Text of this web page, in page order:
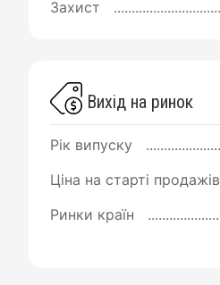
Захист
Вихід на ринок
Рік випуску
Ціна на старті продажів
Ринки країн